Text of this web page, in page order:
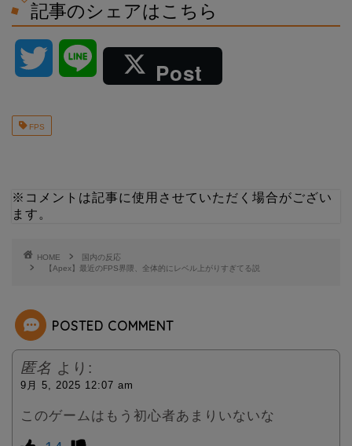
記事のシェアはこちら
Post
FPS
※コメントは記事に使用させていただく場合がござい
ます。
HOME
国内の反応
【Apex】最近のFPS界隈、全体的にレベル上がりすぎてる説
POSTED COMMENT
匿名 より:
9月 5, 2025 12:07 am
このゲームはもう初心者あまりいないな